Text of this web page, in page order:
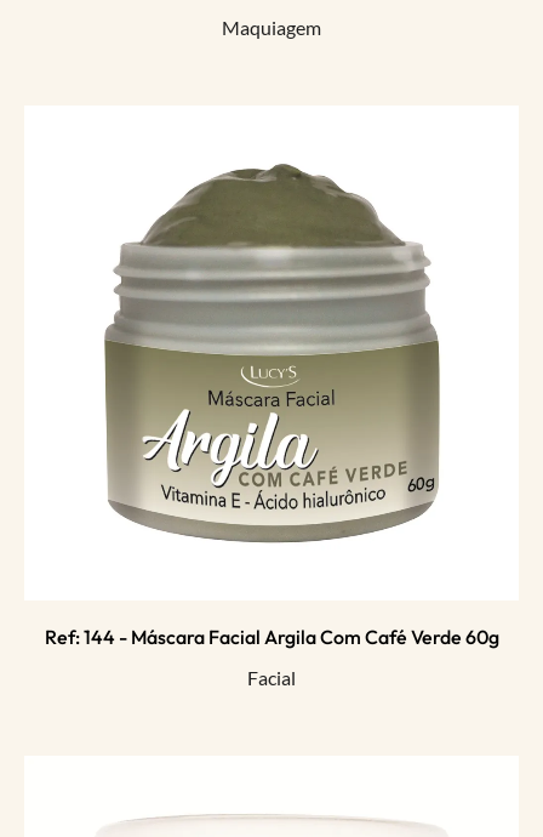
Maquiagem
Ref: 144 - Máscara Facial Argila Com Café Verde 60g
Facial